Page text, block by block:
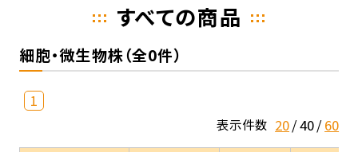
すべての商品
細胞・微生物株（全0件）
1
表示件数 20 40 60